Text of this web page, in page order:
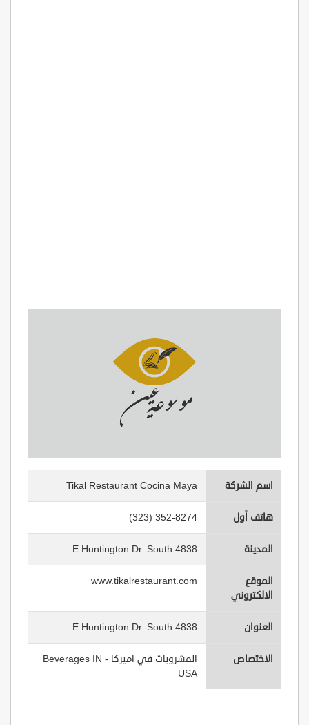
اسم الشركة Tikal Restaurant Cocina Maya
هاتف أول (323) 352-8274
المدينة 4838 E Huntington Dr. South
الموقع
الالكتروني
www.tikalrestaurant.com
العنوان 4838 E Huntington Dr. South
الاختصاص
المشروبات في اميركا - Beverages IN
USA